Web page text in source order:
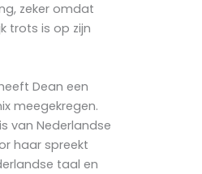
zeker omdat
trots is op zijn
Dean een
meegekregen.
van Nederlandse
haar spreekt
taal en